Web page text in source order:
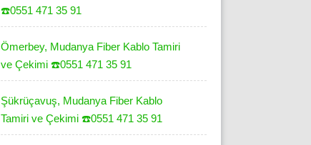
☎️0551 471 35 91
Ömerbey, Mudanya Fiber Kablo Tamiri
ve Çekimi ☎️0551 471 35 91
Şükrüçavuş, Mudanya Fiber Kablo
Tamiri ve Çekimi ☎️0551 471 35 91